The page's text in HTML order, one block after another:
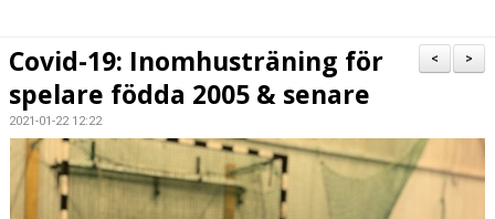
KONTAKT
MATCHER
>
<
Covid-19: Inomhusträning för
spelare födda 2005 & senare
2021-01-22 12:22